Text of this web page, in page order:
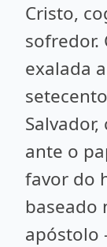
Cristo,
sofredor.
exalada
ante o
favor do
baseado
apóstolo